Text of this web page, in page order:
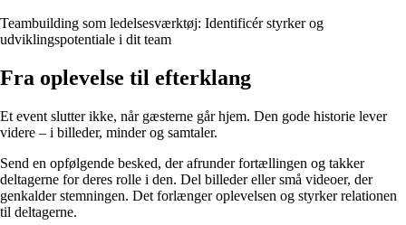
Teambuilding som ledelsesværktøj: Identificér styrker og
udviklingspotentiale i dit team
Fra oplevelse til efterklang
Et event slutter ikke, når gæsterne går hjem. Den gode historie lever
videre – i billeder, minder og samtaler.
Send en opfølgende besked, der afrunder fortællingen og takker
deltagerne for deres rolle i den. Del billeder eller små videoer, der
genkalder stemningen. Det forlænger oplevelsen og styrker relationen
til deltagerne.